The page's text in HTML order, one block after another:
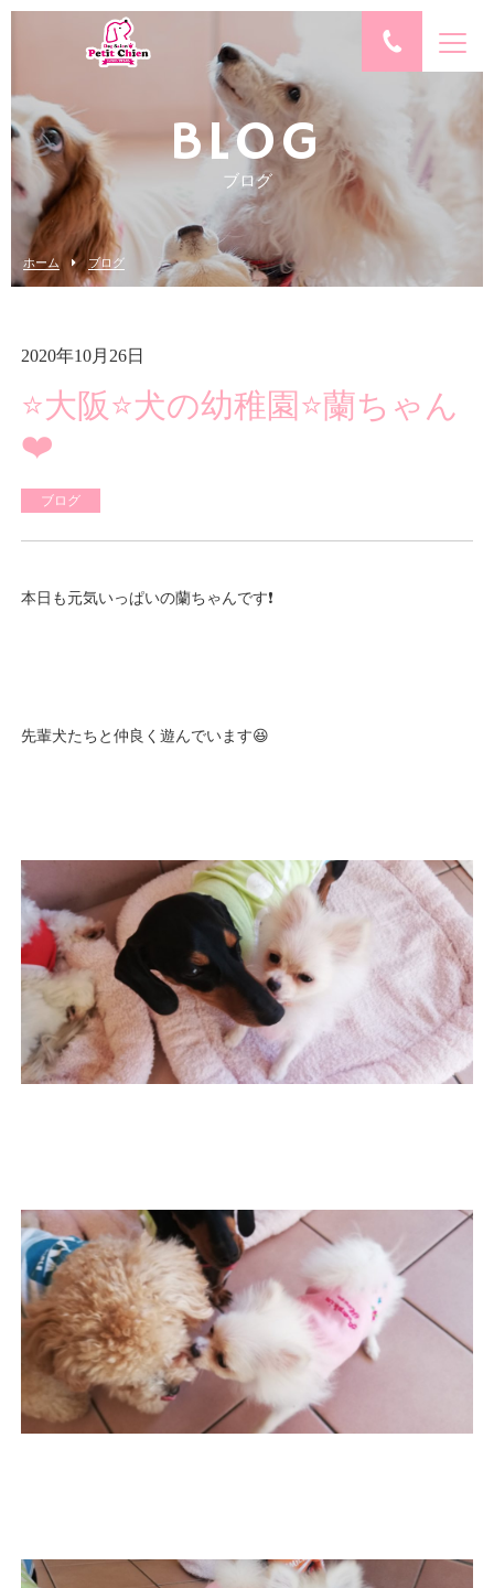
BLOG
ブログ
ホーム ブログ
2020年10月26日
⭐大阪⭐犬の幼稚園⭐蘭ちゃん
❤️
ブログ
本日も元気いっぱいの蘭ちゃんです❗
先輩犬たちと仲良く遊んでいます😆